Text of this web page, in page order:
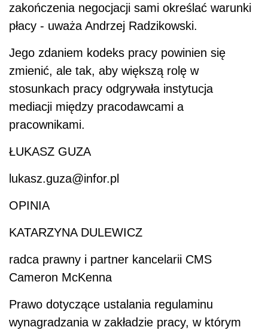
zakończenia negocjacji sami określać warunki
płacy - uważa Andrzej Radzikowski.
Jego zdaniem kodeks pracy powinien się
zmienić, ale tak, aby większą rolę w
stosunkach pracy odgrywała instytucja
mediacji między pracodawcami a
pracownikami.
ŁUKASZ GUZA
lukasz.guza@infor.pl
OPINIA
KATARZYNA DULEWICZ
radca prawny i partner kancelarii CMS
Cameron McKenna
Prawo dotyczące ustalania regulaminu
wynagradzania w zakładzie pracy, w którym